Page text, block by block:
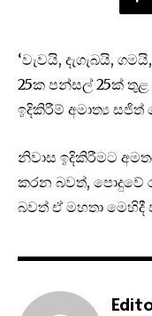
‘වැවයි, දැගැබයි,
25ක පන්සල් 25ක් තුළ
ඉදිකිරීම් අමාත්‍ය සජිත්
නිවාස ඉදිකිරීමට
කරන බවත්, පොදුවේ
බවත් ඒ මහතා මෙහිදී